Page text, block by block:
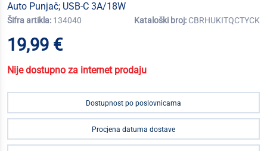
Auto Punjač; USB-C 3A/18W
Šifra artikla: 134040 Kataloški broj: CBRHUKITQCTYCK
19,99 €
Nije dostupno za internet prodaju
Dostupnost po poslovnicama
Procjena datuma dostave